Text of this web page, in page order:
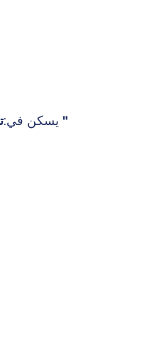
يسكن في: تقدم غير مستقر. هل يمكن أن تمنع تمارين الفصل الدراسي عسر القراءة حقًا؟ "